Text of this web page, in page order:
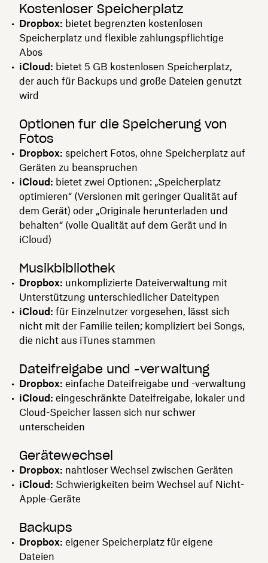
Kostenloser Speicherplatz
Dropbox: bietet begrenzten kostenlosen
Speicherplatz und flexible zahlungspflichtige
Abos
iCloud: bietet 5 GB kostenlosen Speicherplatz,
der auch für Backups und große Dateien genutzt
wird
Optionen für die Speicherung von
Fotos
Dropbox: speichert Fotos, ohne Speicherplatz auf
Geräten zu beanspruchen
iCloud: bietet zwei Optionen: „Speicherplatz
optimieren“ (Versionen mit geringer Qualität auf
dem Gerät) oder „Originale herunterladen und
behalten“ (volle Qualität auf dem Gerät und in
iCloud)
Musikbibliothek
Dropbox: unkomplizierte Dateiverwaltung mit
Unterstützung unterschiedlicher Dateitypen
iCloud: für Einzelnutzer vorgesehen, lässt sich
nicht mit der Familie teilen; kompliziert bei Songs,
die nicht aus iTunes stammen
Dateifreigabe und -verwaltung
Dropbox: einfache Dateifreigabe und -verwaltung
iCloud: eingeschränkte Dateifreigabe, lokaler und
Cloud-Speicher lassen sich nur schwer
unterscheiden
Gerätewechsel
Dropbox: nahtloser Wechsel zwischen Geräten
iCloud: Schwierigkeiten beim Wechsel auf Nicht-
Apple-Geräte
Backups
Dropbox: eigener Speicherplatz für eigene
Dateien